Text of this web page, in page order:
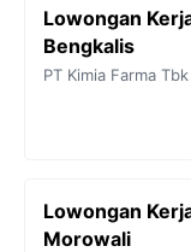
o
o
e
r
r
a
Lowongan
Bengkalis
PT Kimia Farma Tbk
Lowongan
Morowali